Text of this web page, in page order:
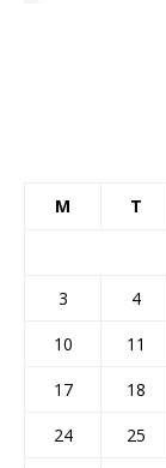
M T
3
4
10
11
17
18
24
25